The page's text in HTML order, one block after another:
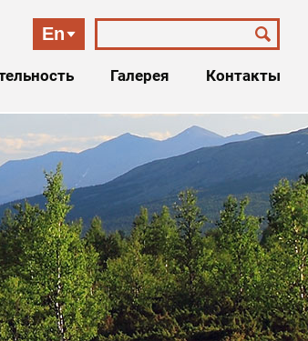
En
Галерея Контакты